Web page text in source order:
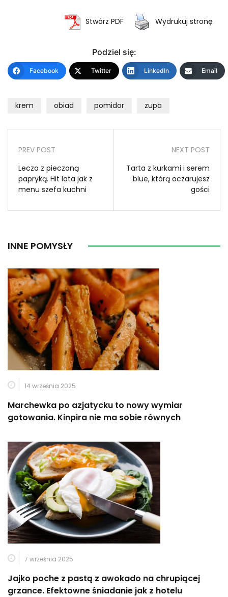
Stwórz PDF Wydrukuj stronę
Podziel się:
Facebook Twitter LinkedIn Email
krem obiad pomidor zupa
PREV POST
Leczo z pieczoną
papryką. Hit lata jak z
menu szefa kuchni
NEXT POST
Tarta z kurkami i serem
blue, którą oczarujesz
gości
INNE POMYSŁY
14 września 2025
Marchewka po azjatycku to nowy wymiar
gotowania. Kinpira nie ma sobie równych
7 września 2025
Jajko poche z pastą z awokado na chrupiącej
grzance. Efektowne śniadanie jak z hotelu